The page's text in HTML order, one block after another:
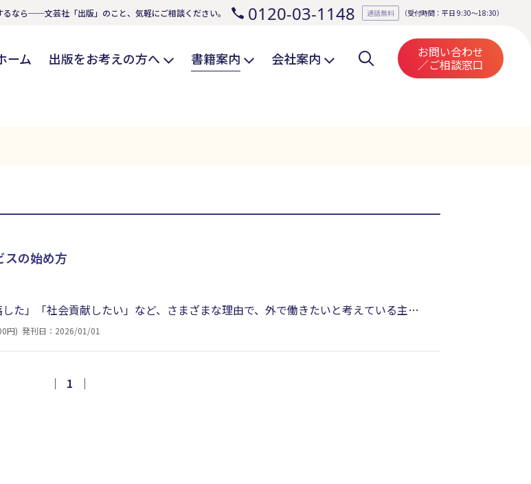
るなら──文芸社「出版」のこと、気軽にご相談ください。 0120-03-1148 通話無料 （受付時間：平日 9:30～18:30）
ーム 出版をお考えの方へ 書籍案内 会社案内 お問い合わせ
／ご相談窓口
スの始め方
た」「社会貢献したい」など、さまざまな理由で、外で働きたいと考えている主婦
」の起業です。“スキマ時間で”“自分の得意なことで”“高収入も可能”な家事代行サ
運営方法まで、分かりやすくまとめました。実務に役立つヒアリングシートもダウ
円) 発刊日：2026/01/01
｜ 1 ｜